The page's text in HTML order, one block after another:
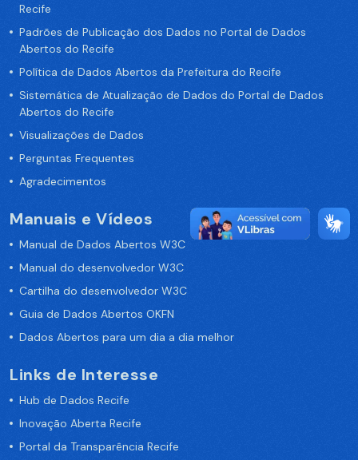
Recife
Padrões de Publicação dos Dados no Portal de Dados
Abertos do Recife
Política de Dados Abertos da Prefeitura do Recife
Sistemática de Atualização de Dados do Portal de Dados
Abertos do Recife
Visualizações de Dados
Perguntas Frequentes
Agradecimentos
Manuais e Vídeos
Manual de Dados Abertos W3C
Manual do desenvolvedor W3C
Cartilha do desenvolvedor W3C
Guia de Dados Abertos OKFN
Dados Abertos para um dia a dia melhor
Links de Interesse
Hub de Dados Recife
Inovação Aberta Recife
Portal da Transparência Recife